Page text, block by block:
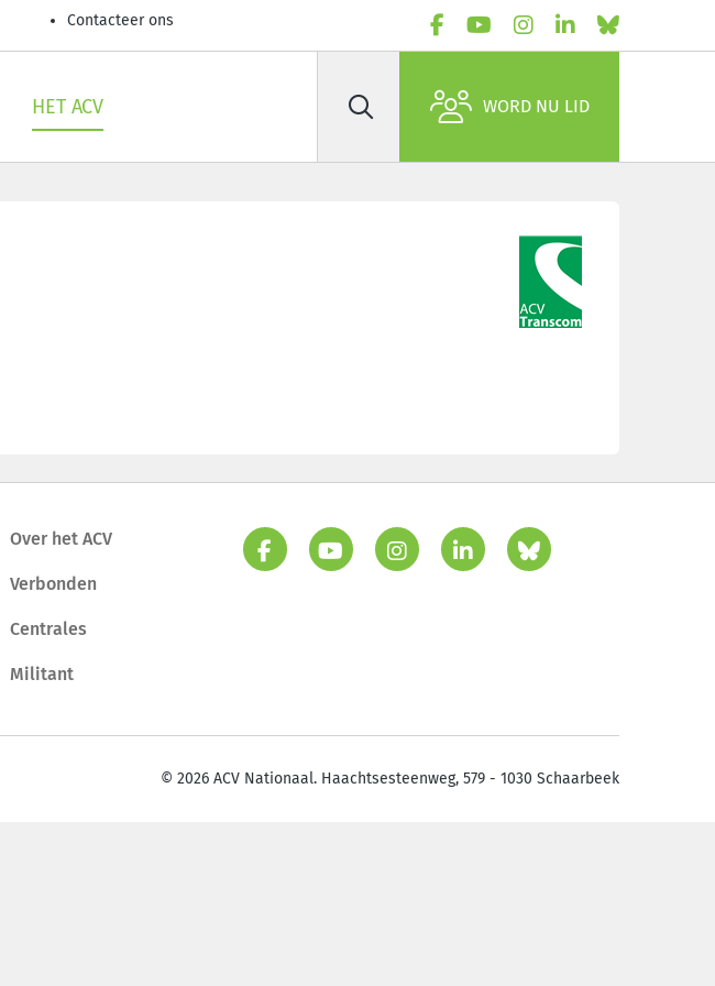
Contacteer ons
HET ACV Zoek WORD NU LID
Over het ACV
Verbonden
Centrales
Militant
© 2026 ACV Nationaal. Haachtsesteenweg, 579 - 1030 Schaarbeek